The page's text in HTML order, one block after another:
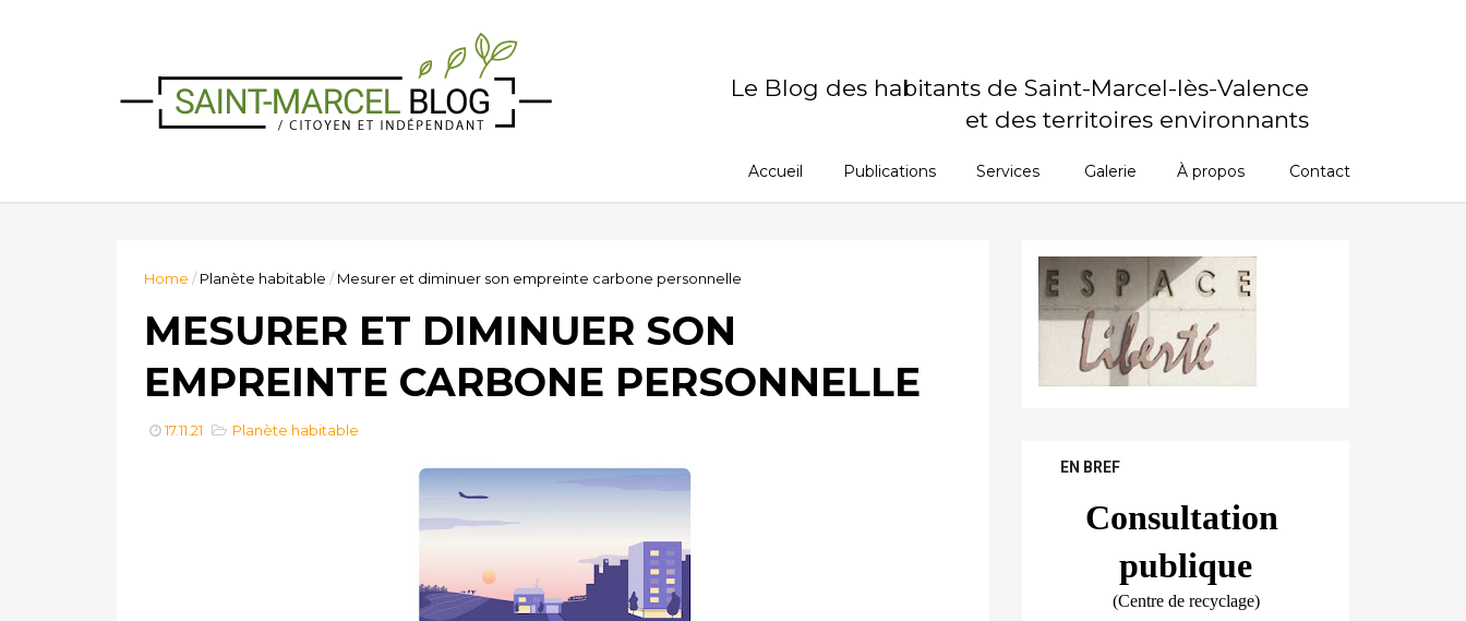
Le Blog des habitants de Saint-Marcel-lès-Valence
et des territoires environnants
Accueil Publications Services Galerie À propos Contact
Home / Planète habitable / Mesurer et diminuer son empreinte carbone personnelle
MESURER ET DIMINUER SON
EMPREINTE CARBONE PERSONNELLE
17.11.21 Planète habitable
EN BREF
Consultation
publique
(Centre de recyclage)